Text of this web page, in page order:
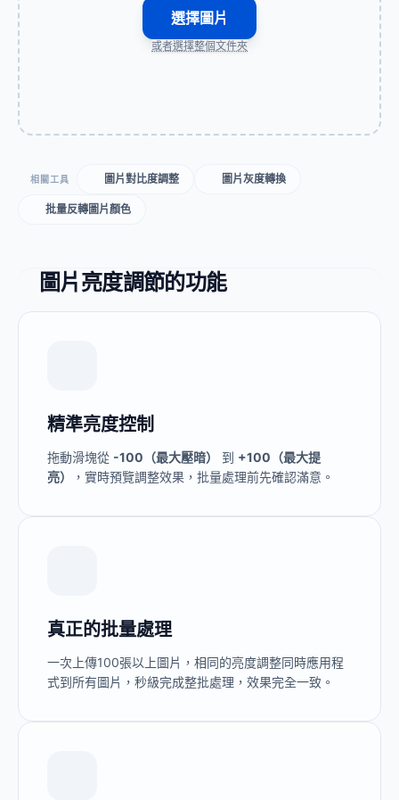
選擇圖片
或者選擇整個文件夾
相關工具 圖片對比度調整 圖片灰度轉換
批量反轉圖片顏色
圖片亮度調節的功能
精準亮度控制
拖動滑塊從 -100（最大壓暗） 到 +100（最大提
亮）
，實時預覽調整效果，批量處理前先確認滿意。
真正的批量處理
一次上傳100張以上圖片，相同的亮度調整同時應用程
式到所有圖片，秒級完成整批處理，效果完全一致。